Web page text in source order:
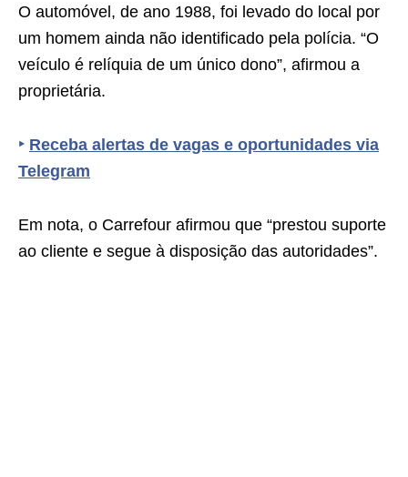
O automóvel, de ano 1988, foi levado do local por
um homem ainda não identificado pela polícia. “O
veículo é relíquia de um único dono”, afirmou a
proprietária.
‣ Receba alertas de vagas e oportunidades via
Telegram
Em nota, o Carrefour afirmou que “prestou suporte
ao cliente e segue à disposição das autoridades”.